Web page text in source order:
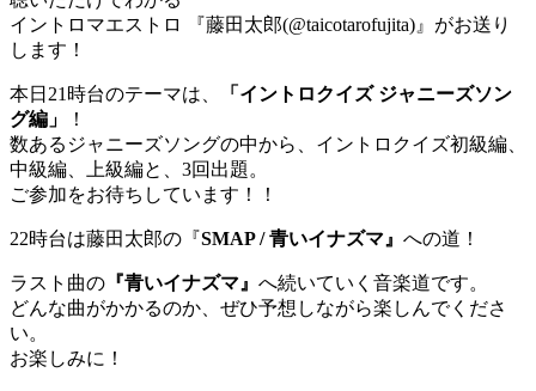
イントロマエストロ 『藤田太郎(@taicotarofujita)』がお送り
します！
本日21時台のテーマは、
「イントロクイズ ジャニーズソン
グ編」
！
数あるジャニーズソングの中から、イントロクイズ初級編、
中級編、上級編と、3回出題。
ご参加をお待ちしています！！
22時台は藤田太郎の『SMAP / 青いイナズマ』 への道！
ラスト曲の 『青いイナズマ』 へ続いていく音楽道です。
どんな曲がかかるのか、ぜひ予想しながら楽しんでくださ
い。
お楽しみに！